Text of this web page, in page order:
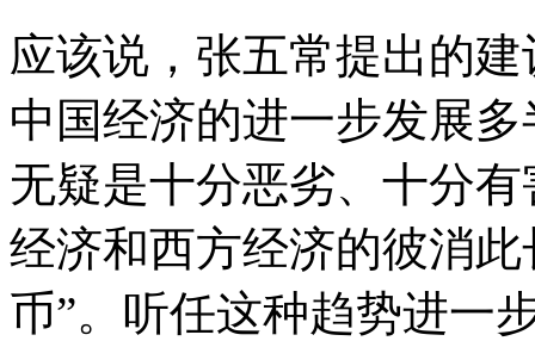
应该说，张五常提出的
中国经济的进一步发展
无疑是十分恶劣、十分
经济和西方经济的彼消
币”。听任这种趋势进一